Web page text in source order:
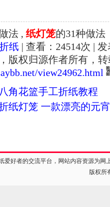
法 , 纸灯笼的31种做法
纸 | 查看： 24514次 | 发
版权归源作者所有，
view24962.html
角花篮手工折纸教程
纸灯笼 一款漂亮的元
爱好者的交流平台，网站内容资源为
版权所